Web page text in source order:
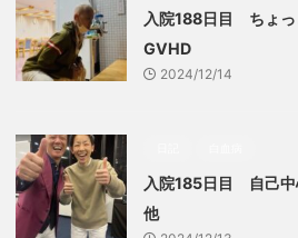
入院188日目 ちょっ
GVHD
2024/12/14
入院185日目 自己中
他